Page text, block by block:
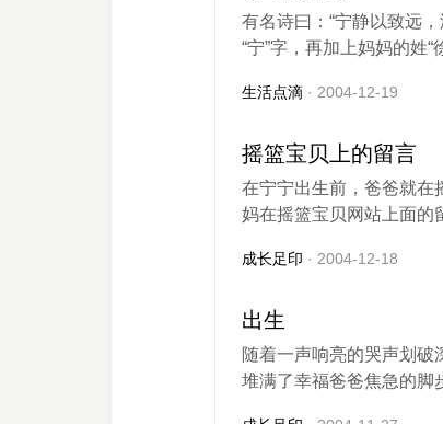
有名诗曰：“宁静以致远
“宁”字，再加上妈妈的姓“
生活点滴 · 2004-12-19
摇篮宝贝上的留言
在宁宁出生前，爸爸就在
妈在摇篮宝贝网站上面的
成长足印 · 2004-12-18
出生
随着一声响亮的哭声划破
堆满了幸福爸爸焦急的脚